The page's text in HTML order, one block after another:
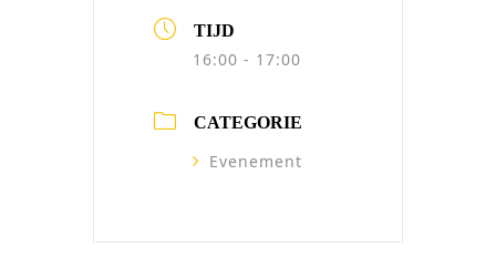
TIJD
16:00 - 17:00
CATEGORIE
Evenement